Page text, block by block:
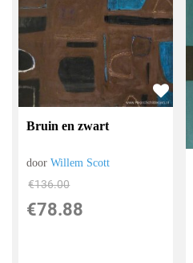
Bruin en zwart
doorWillem Scott
€136.00
€78.88